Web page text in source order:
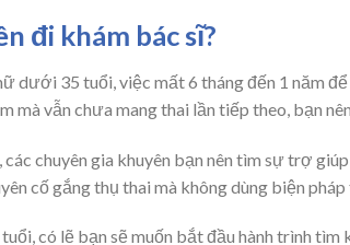
đi khám bác sĩ?
dưới 35 tuổi, việc mất 6 tháng đến 1 năm
mà vẫn chưa mang thai lần tiếp theo, bạn
chuyên gia khuyên bạn nên tìm sự trợ
cố gắng thụ thai mà không dùng biện pháp
có lẽ bạn sẽ muốn bắt đầu hành trình